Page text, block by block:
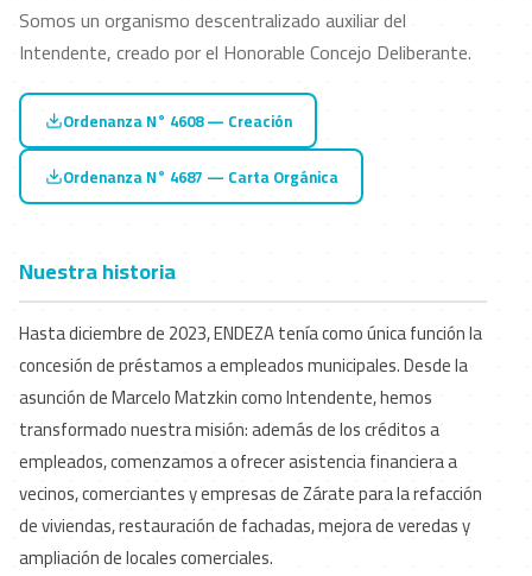
Somos un organismo descentralizado auxiliar del
Intendente, creado por el Honorable Concejo Deliberante.
Ordenanza N° 4608 — Creación
Ordenanza N° 4687 — Carta Orgánica
Nuestra historia
Hasta diciembre de 2023, ENDEZA tenía como única función la
concesión de préstamos a empleados municipales. Desde la
asunción de Marcelo Matzkin como Intendente, hemos
transformado nuestra misión: además de los créditos a
empleados, comenzamos a ofrecer asistencia financiera a
vecinos, comerciantes y empresas de Zárate para la refacción
de viviendas, restauración de fachadas, mejora de veredas y
ampliación de locales comerciales.